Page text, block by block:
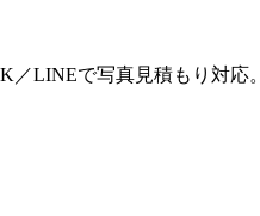
LINEで写真見積もり対応。